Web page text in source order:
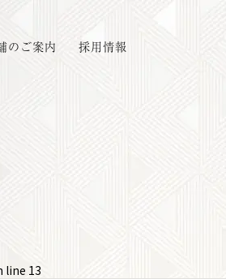
のご案内 採用情報
line 13